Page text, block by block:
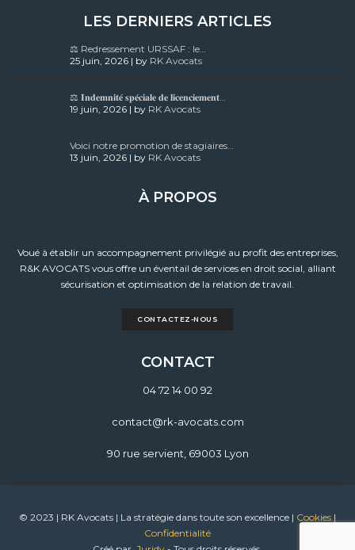
LES DERNIERS ARTICLES
⚖️ Redressement URSSAF : le…
25 juin, 2026 | by RK Avocats
⚖️ 𝐈𝐧𝐝𝐞𝐦𝐧𝐢𝐭𝐞́ 𝐬𝐩𝐞́𝐜𝐢𝐚𝐥𝐞 𝐝𝐞 𝐥𝐢𝐜𝐞𝐧𝐜𝐢𝐞𝐦𝐞𝐧𝐭…
19 juin, 2026 | by RK Avocats
Voici notre promotion de stagiaires…
13 juin, 2026 | by RK Avocats
À PROPOS
Voué à établir un accompagnement privilégié au profit des entreprises,
R&K AVOCATS vous offre un éventail de services en droit social, alliant
sécurisation et optimisation de la relation de travail.
CONTACTEZ-NOUS
CONTACT
04 72 14 00 92
contact@rk-avocats.com
90 rue servient, 69003 Lyon
© 2023 | RK Avocats | La stratégie dans toute son excellence | Cookies |
Confidentialité